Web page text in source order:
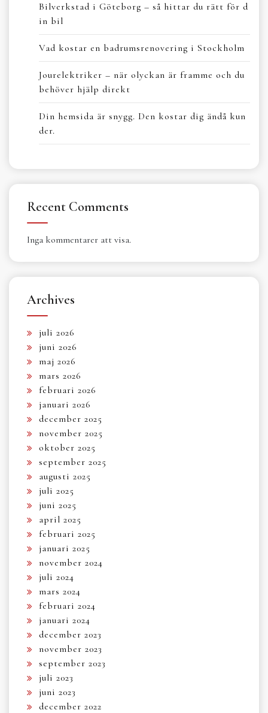
Bilverkstad i Göteborg – så hittar du rätt för d
in bil
Vad kostar en badrumsrenovering i Stockholm
Jourelektriker – när olyckan är framme och du
behöver hjälp direkt
Din hemsida är snygg. Den kostar dig ändå kun
der.
Recent Comments
Inga kommentarer att visa.
Archives
juli 2026
juni 2026
maj 2026
mars 2026
februari 2026
januari 2026
december 2025
november 2025
oktober 2025
september 2025
augusti 2025
juli 2025
juni 2025
april 2025
februari 2025
januari 2025
november 2024
juli 2024
mars 2024
februari 2024
januari 2024
december 2023
november 2023
september 2023
juli 2023
juni 2023
december 2022